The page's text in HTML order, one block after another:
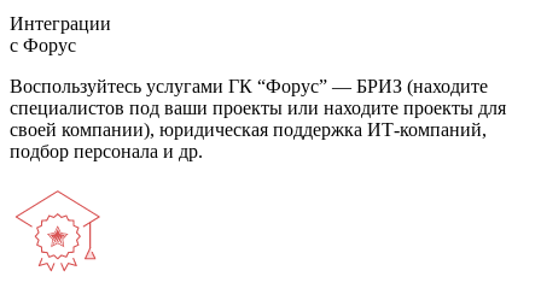
Интеграции
с Форус
Воспользуйтесь услугами ГК “Форус” — БРИЗ (находите
специалистов под ваши проекты или находите проекты для
своей компании), юридическая поддержка ИТ-компаний,
подбор персонала и др.